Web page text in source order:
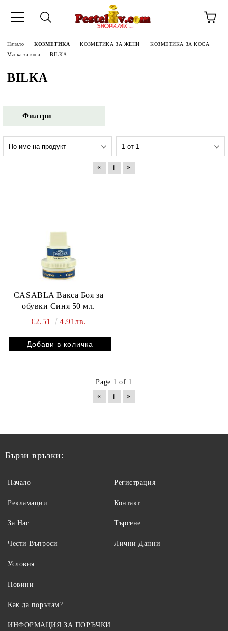
Начало КОЗМЕТИКА КОЗМЕТИКА ЗА ЖЕНИ
КОЗМЕТИКА ЗА КОСА
Маска за коса
BILKA
BILKA
Филтри
« 1 »
CASABLA Вакса Боя за
обувки Синя 50 мл.
€2.51
4.91лв.
Page 1 of 1
«
1 »
Бързи връзки:
Начало
Рекламации
За Нас
Чести Въпроси
Регистрация
Контакт
Търсене
Лични Данни
Условия
Новини
Как да поръчам?
ИНФОРМАЦИЯ ЗА ПОРЪЧКИ